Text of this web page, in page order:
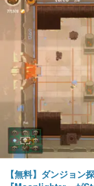
【無料】ダンジョン